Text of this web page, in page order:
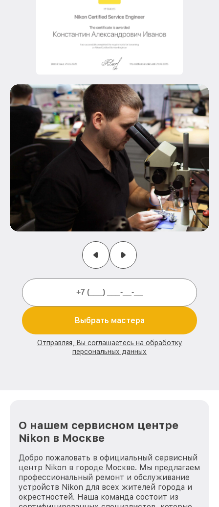
Выбрать мастера
Отправляя, Вы соглашаетесь на обработку
персональных данных
О нашем сервисном центре
Nikon в Москве
Добро пожаловать в официальный сервисный
центр Nikon в городе Москве. Мы предлагаем
профессиональный ремонт и обслуживание
устройств Nikon для всех жителей города и
окрестностей. Наша команда состоит из